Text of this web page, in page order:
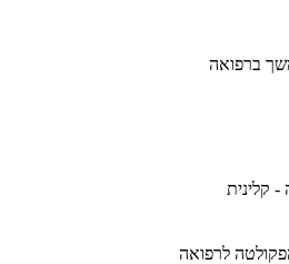
ברפואה
קלינית
לרפואה